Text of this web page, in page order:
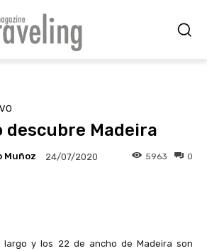
descubre Madeira
Muñoz 24/07/2020 0
5963
largo y los 22 de ancho de Madeira son